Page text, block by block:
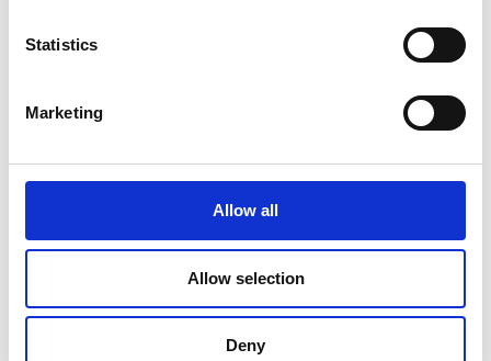
Statistics
Marketing
Allow all
Allow selection
Deny
Réception de courrier et de colis